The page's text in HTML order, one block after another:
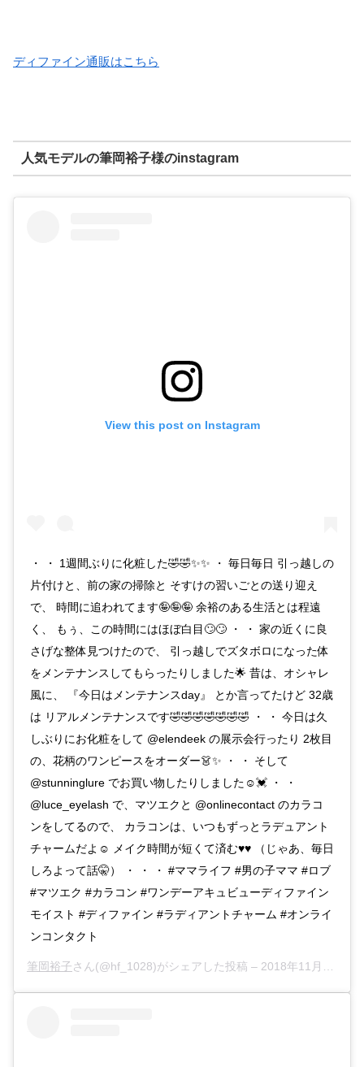
ディファイン通販はこちら
人気モデルの筆岡裕子様のinstagram
View this post on Instagram
・ ・ 1週間ぶりに化粧した🤣🤣✨✨ ・ 毎日毎日 引っ越しの
片付けと、前の家の掃除と そすけの習いごとの送り迎え
で、 時間に追われてます🤪🤪🤪 余裕のある生活とは程遠
く、 もぅ、この時間にはほぼ白目🙄🙄 ・ ・ 家の近くに良
さげな整体見つけたので、 引っ越しでズタボロになった体
をメンテナンスしてもらったりしました🌟 昔は、オシャレ
風に、 『今日はメンテナンスday』 とか言ってたけど 32歳
は リアルメンテナンスです🤣🤣🤣🤣🤣🤣🤣 ・ ・ 今日は久
しぶりにお化粧をして @elendeek の展示会行ったり 2枚目
の、花柄のワンピースをオーダー👗✨ ・ ・ そして
@stunninglure でお買い物したりしました☺︎💓 ・ ・
@luce_eyelash で、マツエクと @onlinecontact のカラコ
ンをしてるので、 カラコンは、いつもずっとラデュアント
チャームだよ☺️ メイク時間が短くて済む♥️♥️ （じゃあ、毎日
しろよって話🤫） ・ ・ ・ #ママライフ #男の子ママ #ロブ
#マツエク #カラコン #ワンデーアキュビューディファイン
モイスト #ディファイン #ラディアントチャーム #オンライ
ンコンタクト
筆岡裕子さん(@hf_1028)がシェアした投稿 – 2018年11月月14日午前4時36分PST